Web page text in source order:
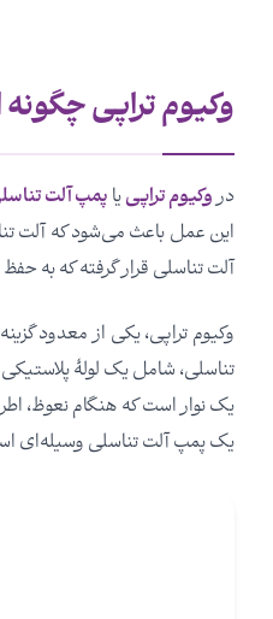
وکیوم تراپی
دروکیوم تراپییاپمپ آلت
این عمل باعث می‌شود که آلت
آلت تناسلی قرار گرفته که به
وکیوم تراپی، یکی از معدود
تناسلی، شامل یک لولۀ
یک نوار است که هنگام نعوظ،
یک پمپ آلت تناسلی وسیله‌ای